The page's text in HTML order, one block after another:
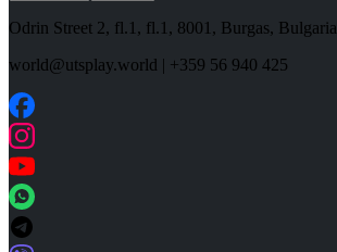
Odrin Street 2, fl.1 , fl.1, 8001 , Burgas, Bulgaria
world@utsplay.world | +359 56 940 425